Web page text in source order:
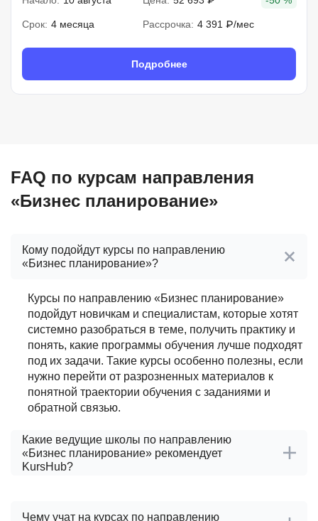
Срок: 4 месяца Рассрочка: 4 391 ₽/мес
Подробнее
FAQ по курсам направления
«Бизнес планирование»
Кому подойдут курсы по направлению
«Бизнес планирование»?
Курсы по направлению «Бизнес планирование»
подойдут новичкам и специалистам, которые хотят
системно разобраться в теме, получить практику и
понять, какие программы обучения лучше подходят
под их задачи. Такие курсы особенно полезны, если
нужно перейти от разрозненных материалов к
понятной траектории обучения с заданиями и
обратной связью.
Какие ведущие школы по направлению
«Бизнес планирование» рекомендует
KursHub?
планирование» KursHub выделяет ведущие
Чему учат на курсах по направлению